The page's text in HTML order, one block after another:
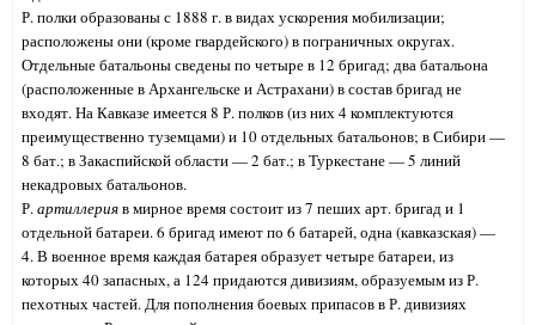
Р. полки образованы с 1888 г. в видах ускорения мобилизации;
расположены они (кроме гвардейского) в пограничных округах.
Отдельные батальоны сведены по четыре в 12 бригад; два батальона
(расположенные в Архангельске и Астрахани) в состав бригад не
входят. На Кавказе имеется 8 Р. полков (из них 4 комплектуются
преимущественно туземцами) и 10 отдельных батальонов; в Сибири —
8 бат.; в Закаспийской области — 2 бат.; в Туркестане — 5 линий
некадровых батальонов.
Р.артиллерияв мирное время состоит из 7 пеших арт. бригад и 1
отдельной батареи. 6 бригад имеют по 6 батарей, одна (кавказская) —
4. В военное время каждая батарея образует четыре батареи, из
которых 40 запасных, а 124 придаются дивизиям, образуемым из Р.
пехотных частей. Для пополнения боевых припасов в Р. дивизиях